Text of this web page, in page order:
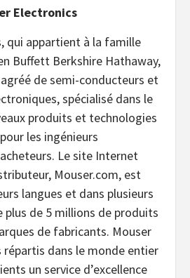
Electronics
qui appartient à la famille
Buffett Berkshire Hathaway,
de semi-conducteurs et
spécialisé dans le
produits et technologies
les ingénieurs
Le site Internet
Mouser.com, est
langues et dans plusieurs
plus de 5 millions de produits
de fabricants. Mouser
répartis dans le monde entier
un service d’excellence